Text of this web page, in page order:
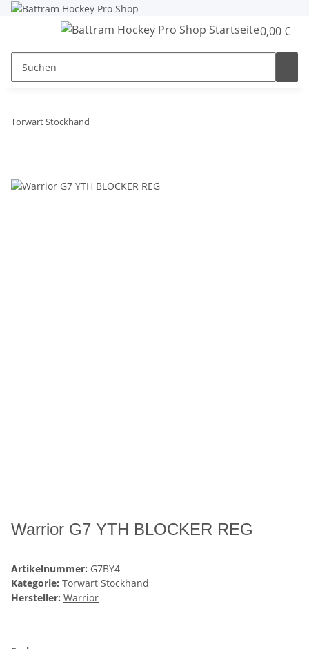
0,00 €
Torwart Stockhand
Warrior G7 YTH BLOCKER REG
Artikelnummer: G7BY4
Kategorie: Torwart Stockhand
Hersteller: Warrior